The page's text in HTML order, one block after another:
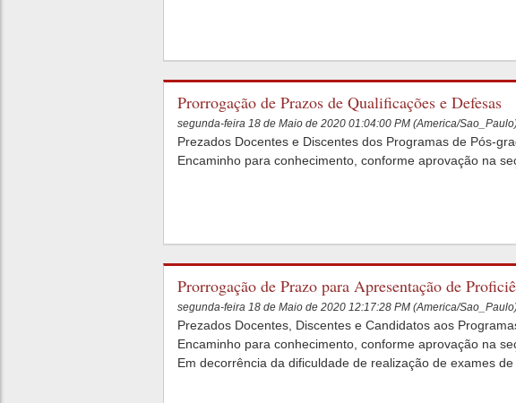
Prorrogação de Prazos de Qualificações e Defesas
segunda-feira 18 de Maio de 2020 01:04:00 PM (America/
Prezados Docentes e Discentes dos Programas de Pós-
Encaminho para conhecimento, conforme aprovação na
Prorrogação de Prazo para Apresentação de
segunda-feira 18 de Maio de 2020 12:17:28 PM (America/
Prezados Docentes, Discentes e Candidatos aos
Encaminho para conhecimento, conforme aprovação na
Em decorrência da dificuldade de realização de exames